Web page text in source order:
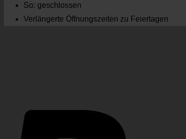
So: geschlossen
Verlängerte Öffnungszeiten zu Feiertagen